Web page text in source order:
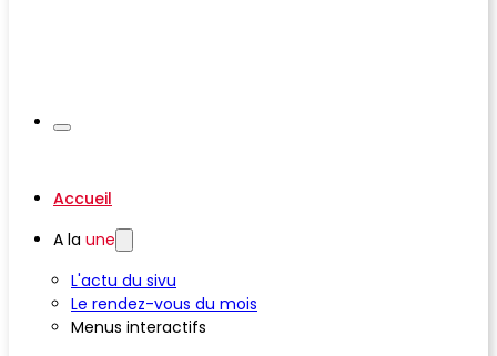
Accueil
A la une
L'actu du sivu
Le rendez-vous du mois
Menus interactifs